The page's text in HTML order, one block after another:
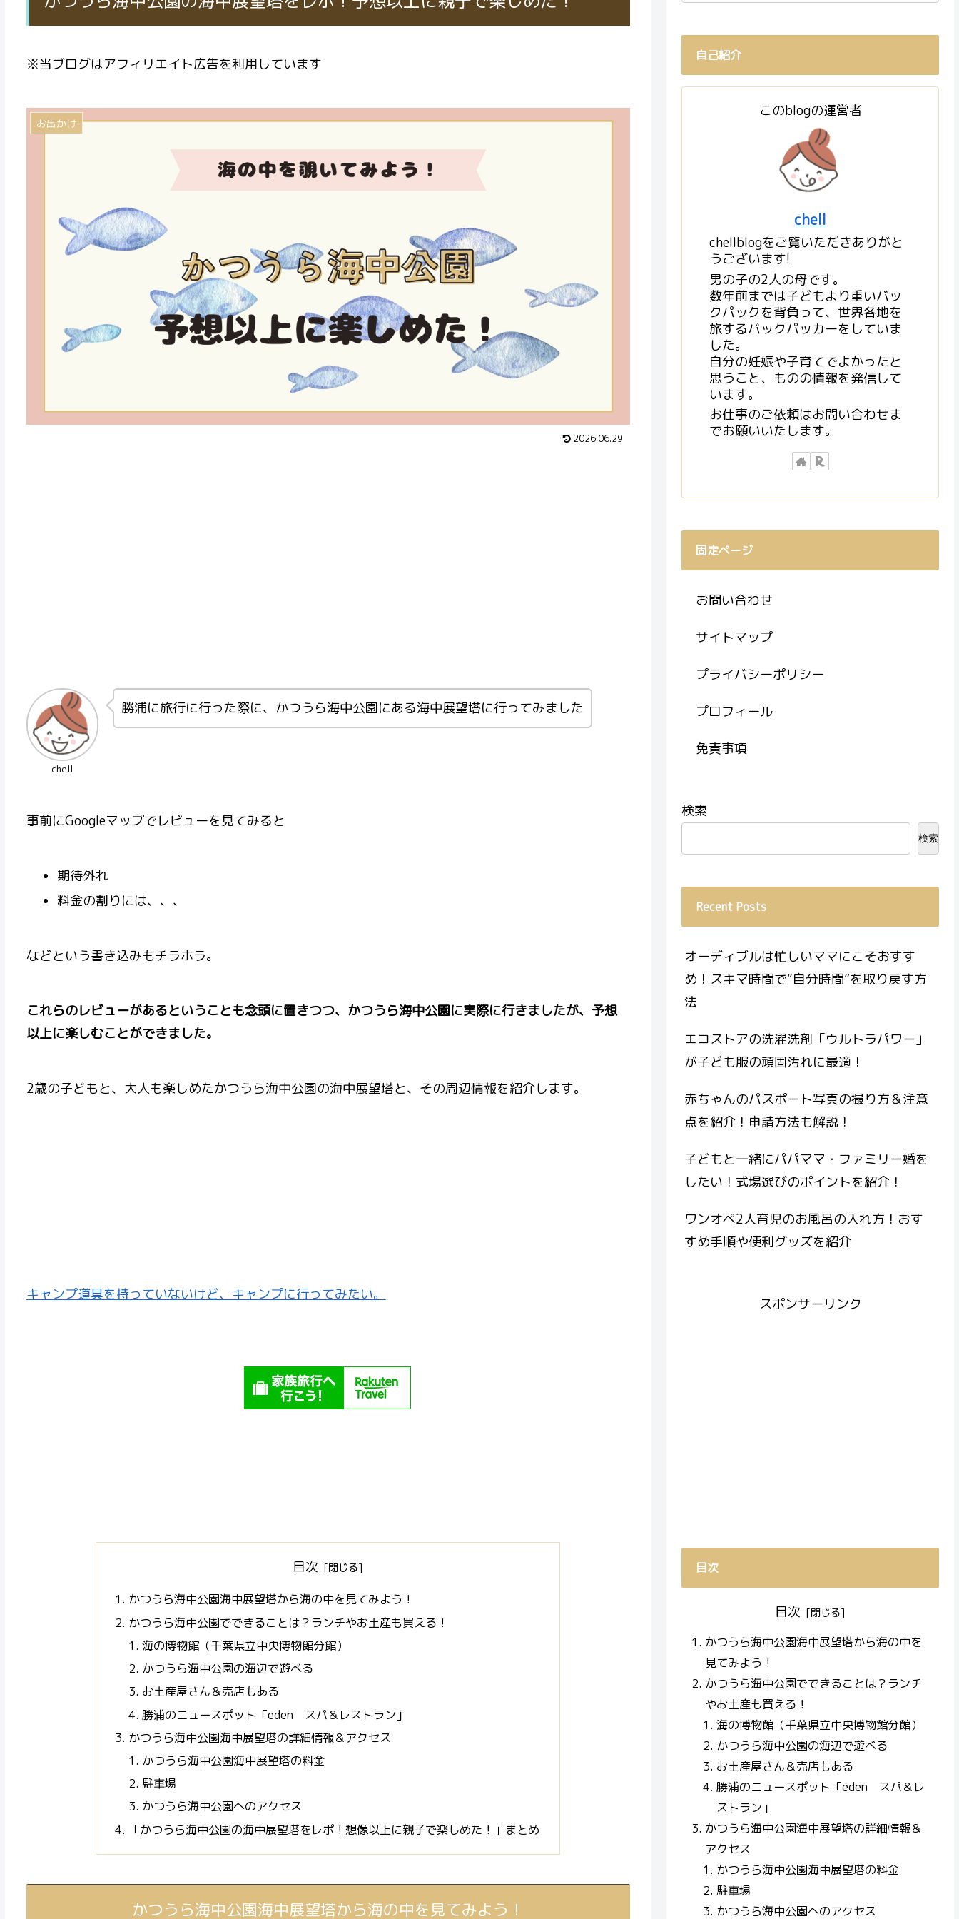
※当ブログはアフィリエイト広告を利用しています
お出かけ
2026.06.29
chell
勝浦に旅行に行った際に、かつうら海中公園にある海中展望塔に行ってみました
事前にGoogleマップでレビューを見てみると
期待外れ
料金の割りには、、、
などという書き込みもチラホラ。
これらのレビューがあるということも念頭に置きつつ、かつうら海中公園に実際に行きましたが、予想
以上に楽しむことができました。
2歳の子どもと、大人も楽しめたかつうら海中公園の海中展望塔と、その周辺情報を紹介します。
キャンプ道具を持っていないけど、キャンプに行ってみたい。
目次
かつうら海中公園海中展望塔から海の中を見てみよう！
かつうら海中公園でできることは？ランチやお土産も買える！
海の博物館（千葉県立中央博物館分館）
かつうら海中公園の海辺で遊べる
お土産屋さん＆売店もある
勝浦のニュースポット「eden スパ＆レストラン」
かつうら海中公園海中展望塔の詳細情報＆アクセス
かつうら海中公園海中展望塔の料金
駐車場
かつうら海中公園へのアクセス
「かつうら海中公園の海中展望塔をレポ！想像以上に親子で楽しめた！」まとめ
かつうら海中公園海中展望塔から海の中を見てみよう！
自己紹介
このblogの運営者
chell
chellblogをご覧いただきありがと
うございます!
男の子の2人の母です。
数年前までは子どもより重いバッ
クパックを背負って、世界各地を
旅するバックパッカーをしていま
した。
自分の妊娠や子育てでよかったと
思うこと、ものの情報を発信して
います。
お仕事のご依頼はお問い合わせま
でお願いいたします。
固定ページ
お問い合わせ
サイトマップ
プライバシーポリシー
プロフィール
免責事項
検索
検索
Recent Posts
オーディブルは忙しいママにこそおすす
め！スキマ時間で“自分時間”を取り戻す方
法
エコストアの洗濯洗剤「ウルトラパワー」
が子ども服の頑固汚れに最適！
赤ちゃんのパスポート写真の撮り方＆注意
点を紹介！申請方法も解説！
子どもと一緒にパパママ・ファミリー婚を
したい！式場選びのポイントを紹介！
ワンオペ2人育児のお風呂の入れ方！おす
すめ手順や便利グッズを紹介
スポンサーリンク
目次
目次
かつうら海中公園海中展望塔から海の中を
見てみよう！
かつうら海中公園でできることは？ランチ
やお土産も買える！
海の博物館（千葉県立中央博物館分館）
かつうら海中公園の海辺で遊べる
お土産屋さん＆売店もある
勝浦のニュースポット「eden スパ＆レ
ストラン」
かつうら海中公園海中展望塔の詳細情報＆
アクセス
かつうら海中公園海中展望塔の料金
駐車場
かつうら海中公園へのアクセス